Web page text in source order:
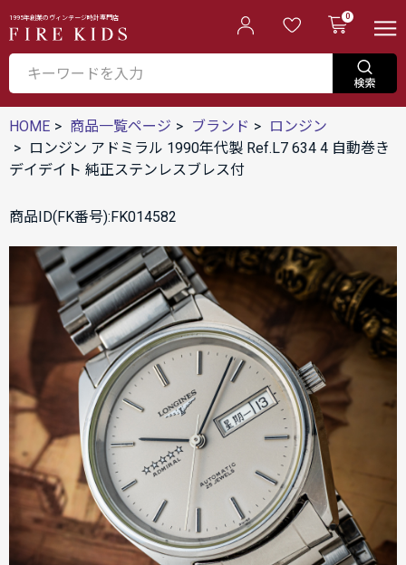
1995年創業のヴィンテージ時計専門店 0
HOME 商品一覧ページ ブランド
ロンジン
ロンジン アドミラル 1990年代製 Ref.L7 634 4 自動巻き
デイデイト 純正ステンレスブレス付
商品ID(FK番号):FK014582